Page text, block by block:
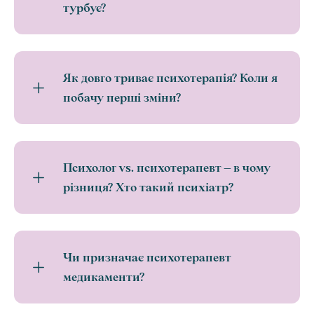
турбує?
Як довго триває психотерапія? Коли я
побачу перші зміни?
Психолог vs. психотерапевт – в чому
різниця? Хто такий психіатр?
Чи призначає психотерапевт
медикаменти?